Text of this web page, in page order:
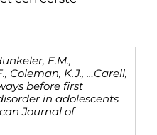
E.M.,
Coleman, K.J., …Carell,
before first
in adolescents
Journal of